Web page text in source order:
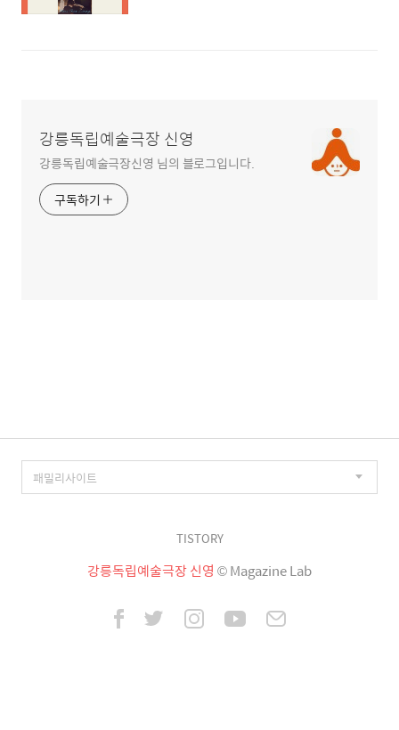
강릉독립예술극장 신영
강릉독립예술극장신영 님의 블로그입니다.
구독하기
TISTORY
강릉독립예술극장 신영 © Magazine Lab